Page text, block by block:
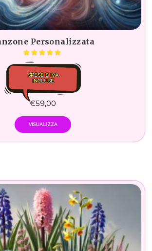
Personalizzata
SPESE E IVA
INCLUSE
€59,00
VISUALIZZA